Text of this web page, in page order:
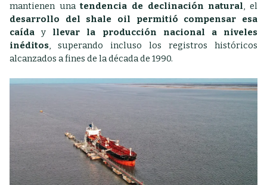
mantienen unatendencia de declinación natural, el
desarrollo del shale oil permitió compensar esa
caída y llevar la producción nacional a niveles
inéditos, superando incluso los registros históricos
alcanzados a fines de la década de 1990.